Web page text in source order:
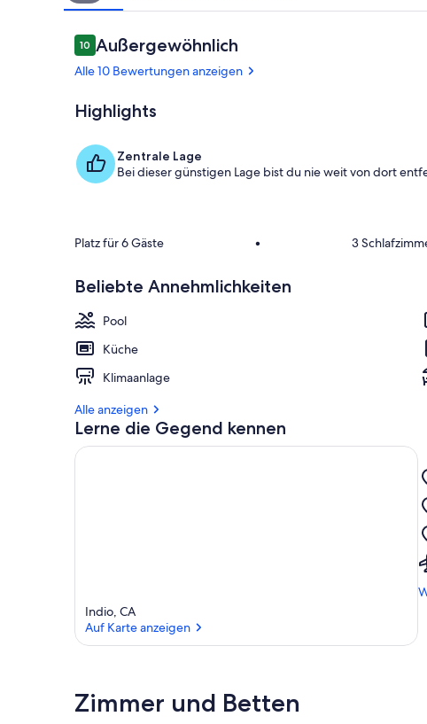
Bewertungen
1010 von 10.
Außergewöhnlich
Alle 10 Bewertungen anzeigen
Highlights
Zentrale Lage
Bei dieser günstigen Lage bist du nie weit von dort
Platz für 6 Gäste • 3
Beliebte Annehmlichkeiten
Pool
Küche
Klimaanlage
Alle anzeigen
Lerne die Gegend kennen
Indio, CA
Auf Karte anzeigen
Zimmer und Betten